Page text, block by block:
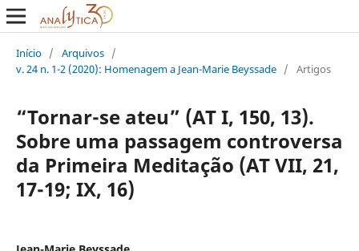
Início / Arquivos /
v. 24 n. 1-2 (2020): Homenagem a Jean-Marie Beyssade / Artigos
“Tornar-se ateu” (AT I, 150, 13).
Sobre uma passagem controversa
da Primeira Meditação (AT VII, 21,
17-19; IX, 16)